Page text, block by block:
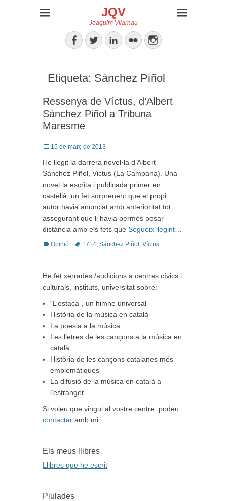
JQV
Joaquim Vilarnau
Facebook
TwitterLinkedIn
FlickrInstagram
Etiqueta: Sánchez Piñol
Ressenya de Víctus, d’Albert
Sánchez Piñol a Tribuna
Maresme
Posted
15 de març de 2013
He llegit la darrera novel·la d’Albert
Sánchez Piñol, Victus (La Campana). Una
novel·la escrita i publicada primer en
castellà, un fet sorprenent que el propi
autor havia anunciat amb anterioritat tot
assegurant que li havia permès posar
distància amb els fets que Segueix llegint…
Categories
Opinió Tags1714, Sánchez Piñol , Víctus
He fet xerrades /audicions a centres cívics i
culturals, instituts, universitat sobre:
“L’estaca”, un himne universal
Història de la música en català
La poesia a la música
Les lletres de les cançons a la música en
català
Història de les cançons catalanes més
emblemàtiques
La difusió de la música en català a
l’estranger
Si voleu que vingui al vostre centre, podeu
contactar amb mi.
Els meus llibres
Llibres que he escrit
Piulades